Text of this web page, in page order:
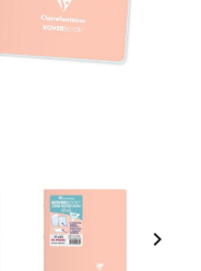
